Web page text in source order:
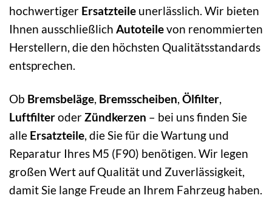
hochwertiger Ersatzteile unerlässlich. Wir bieten
Ihnen ausschließlich Autoteilevon renommierten
Herstellern, die den höchsten Qualitätsstandards
entsprechen.
Ob Bremsbeläge, Bremsscheiben, Ölfilter,
LuftfilteroderZündkerzen – bei uns finden Sie
alle Ersatzteile, die Sie für die Wartung und
Reparatur Ihres M5 (F90) benötigen. Wir legen
großen Wert auf Qualität und Zuverlässigkeit,
damit Sie lange Freude an Ihrem Fahrzeug haben.